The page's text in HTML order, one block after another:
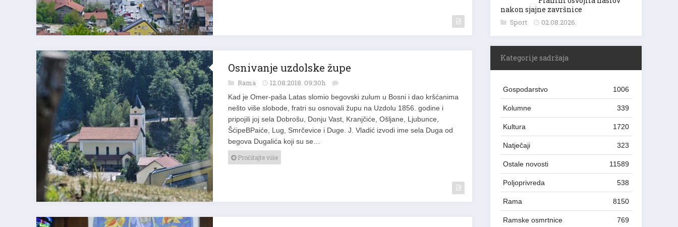
Osnivanje uzdolske župe
Rama 12.08.2018. 09:30h
Kad je Omer­‑paša Latas slomio begovski zulum u Bosni i dao kršćanima
nešto više slobode, fratri su osnovali župu na Uzdolu 1856. godine i
pripojili joj sela Dobrošu, Donju Vast, Kranjčiće, Ošljane, Ljubunce,
ŠćipeBPaiće, Lug, Smrčevice i Duge. J. Vladić izvodi ime sela Duga od
begova Dugalića koji su se…
Pročitajte više
nakon sjajne završnice
Sport 02.08.2026.
Kategorije sadržaja
Gospodarstvo 1006
Kolumne 339
Kultura 1720
Natječaji 323
Ostale novosti 11589
Poljoprivreda 538
Rama 8150
Ramske osmrtnice 769